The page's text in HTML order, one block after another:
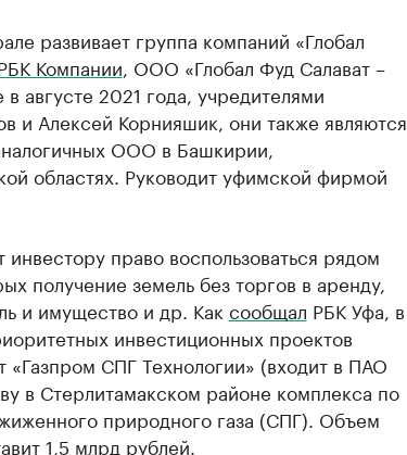
развивает группа компаний «Глобал
Компании , ООО «Глобал Фуд Салават –
августе 2021 года, учредителями
и Алексей Корнияшик, они также являются
ООО в Башкирии,
областях. Руководит уфимской фирмой
инвестору право воспользоваться рядом
получение земель без торгов в аренду,
и имущество и др. Как сообщал РБК Уфа, в
инвестиционных проектов
СПГ Технологии» (входит в ПАО
в Стерлитамакском районе комплекса по
природного газа (СПГ). Объем
1,5 млрд рублей.